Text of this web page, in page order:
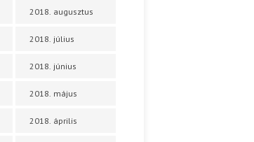
2018. augusztus
2018. július
2018. június
2018. május
2018. április